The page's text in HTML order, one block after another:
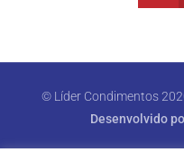
© Líder Condimentos
Desenvolvido